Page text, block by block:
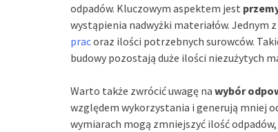
odpadów. Kluczowym aspektem jest
wystąpienia nadwyżki materiałów. Jednym
pracoraz ilości potrzebnych surowców.
budowy pozostają duże ilości niezużytych
Warto także zwrócić uwagę na wybór
względem wykorzystania i generują mniej
wymiarach mogą zmniejszyć ilość